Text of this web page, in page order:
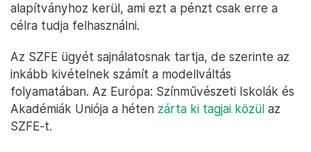
alapítványhoz kerül, ami ezt a pénzt csak erre a
célra tudja felhasználni.
Az SZFE ügyét sajnálatosnak tartja, de szerinte az
inkább kivételnek számít a modellváltás
folyamatában. Az Európa: Színművészeti Iskolák és
Akadémiák Uniója a héten zárta ki tagjai közül az
SZFE-t.